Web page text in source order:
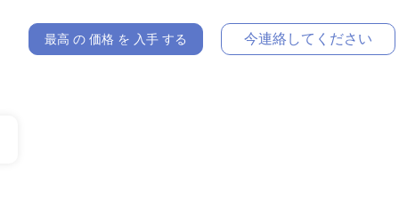
最高 の 価格 を 入手 する 今連絡してください